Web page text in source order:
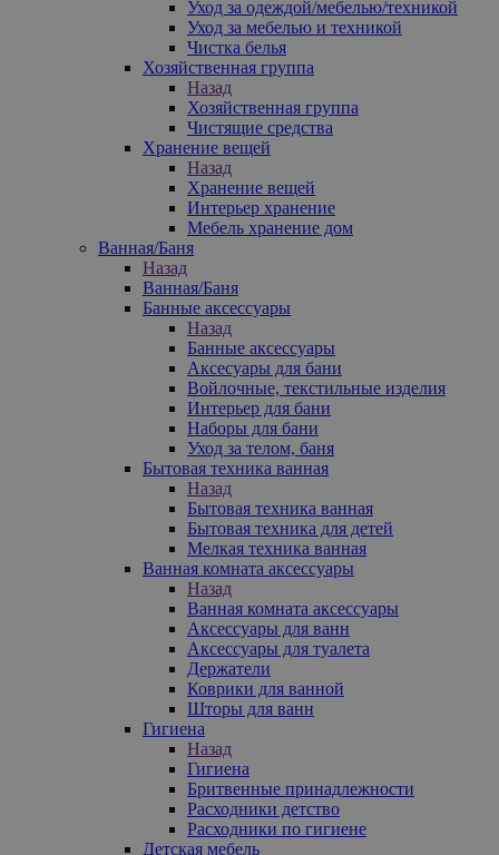
Уход за одеждой/мебелью/техникой
Уход за мебелью и техникой
Чистка белья
Хозяйственная группа
Назад
Хозяйственная группа
Чистящие средства
Хранение вещей
Назад
Хранение вещей
Интерьер хранение
Мебель хранение дом
Ванная/Баня
Назад
Ванная/Баня
Банные аксессуары
Назад
Банные аксессуары
Аксесуары для бани
Войлочные, текстильные изделия
Интерьер для бани
Наборы для бани
Уход за телом, баня
Бытовая техника ванная
Назад
Бытовая техника ванная
Бытовая техника для детей
Мелкая техника ванная
Ванная комната аксессуары
Назад
Ванная комната аксессуары
Аксессуары для ванн
Аксессуары для туалета
Держатели
Коврики для ванной
Шторы для ванн
Гигиена
Назад
Гигиена
Бритвенные принадлежности
Расходники детство
Расходники по гигиене
Детская мебель